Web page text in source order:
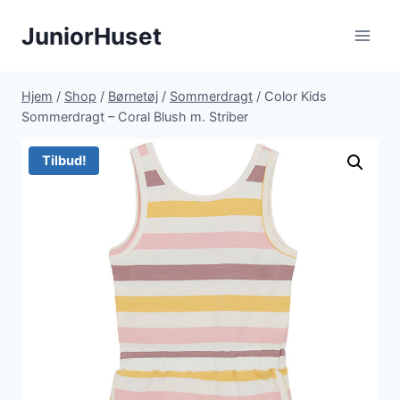
JuniorHuset
Hjem / Shop / Børnetøj / Sommerdragt / Color Kids
Sommerdragt – Coral Blush m. Striber
Tilbud!